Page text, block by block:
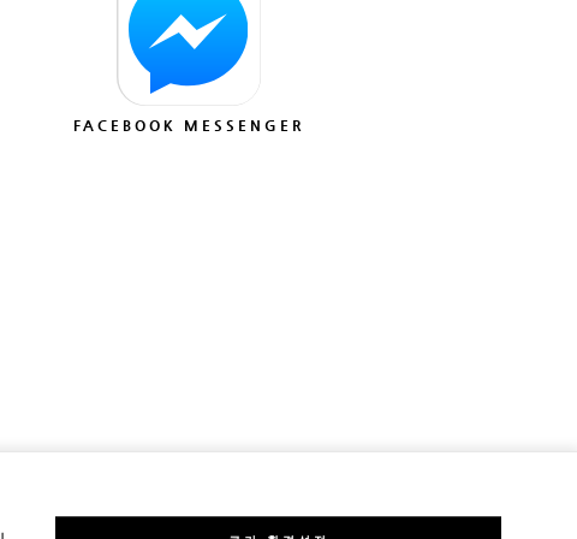
FACEBOOK MESSENGER